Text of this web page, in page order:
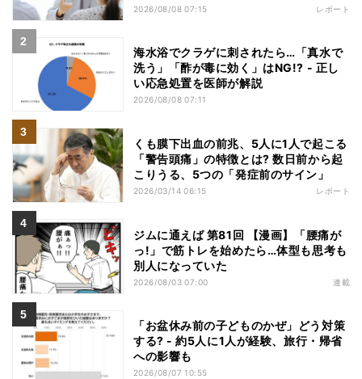
2026/08/08 07:15 レポート
海水浴でクラゲに刺されたら…「真水で
洗う」「酢が毒に効く」はNG!? - 正し
い応急処置を医師が解説
2026/08/08 07:11
くも膜下出血の前兆、5人に1人で起こる
「警告頭痛」の特徴とは? 数日前から起
こりうる、5つの「発症前のサイン」
2026/03/14 06:15 レポート
ジムに通えば 第81回 【漫画】「腰痛が
っ!」で筋トレを始めたら…体型も思考も
別人になっていた
2026/08/03 07:00 連載
「お盆休み前の子どものかぜ」どう対策
する? - 約5人に1人が経験、旅行・帰省
への影響も
2026/08/07 10:55